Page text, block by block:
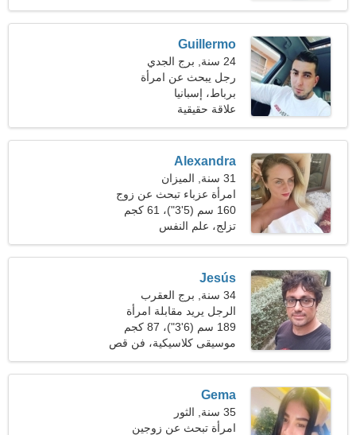
Guillermo
24 سنة, برج الجدي
رجل يبحث عن امرأة
برباط، إسبانيا
علاقة حقيقية
Alexandra
31 سنة, الميزان
امرأة عزباء تبحث عن زوج
160 سم (5'3")، 61 كجم
(134 رطلا)
تزلج، علم النفس
Jesús
34 سنة, برج العقرب
الرجل يريد مقابلة امرأة
189 سم (6'3")، 87 كجم
(191 رطلا)
موسيقى كلاسيكية، فن قص
وتشكيل الورق
Gema
35 سنة, الثور
امرأة تبحث عن زوجين